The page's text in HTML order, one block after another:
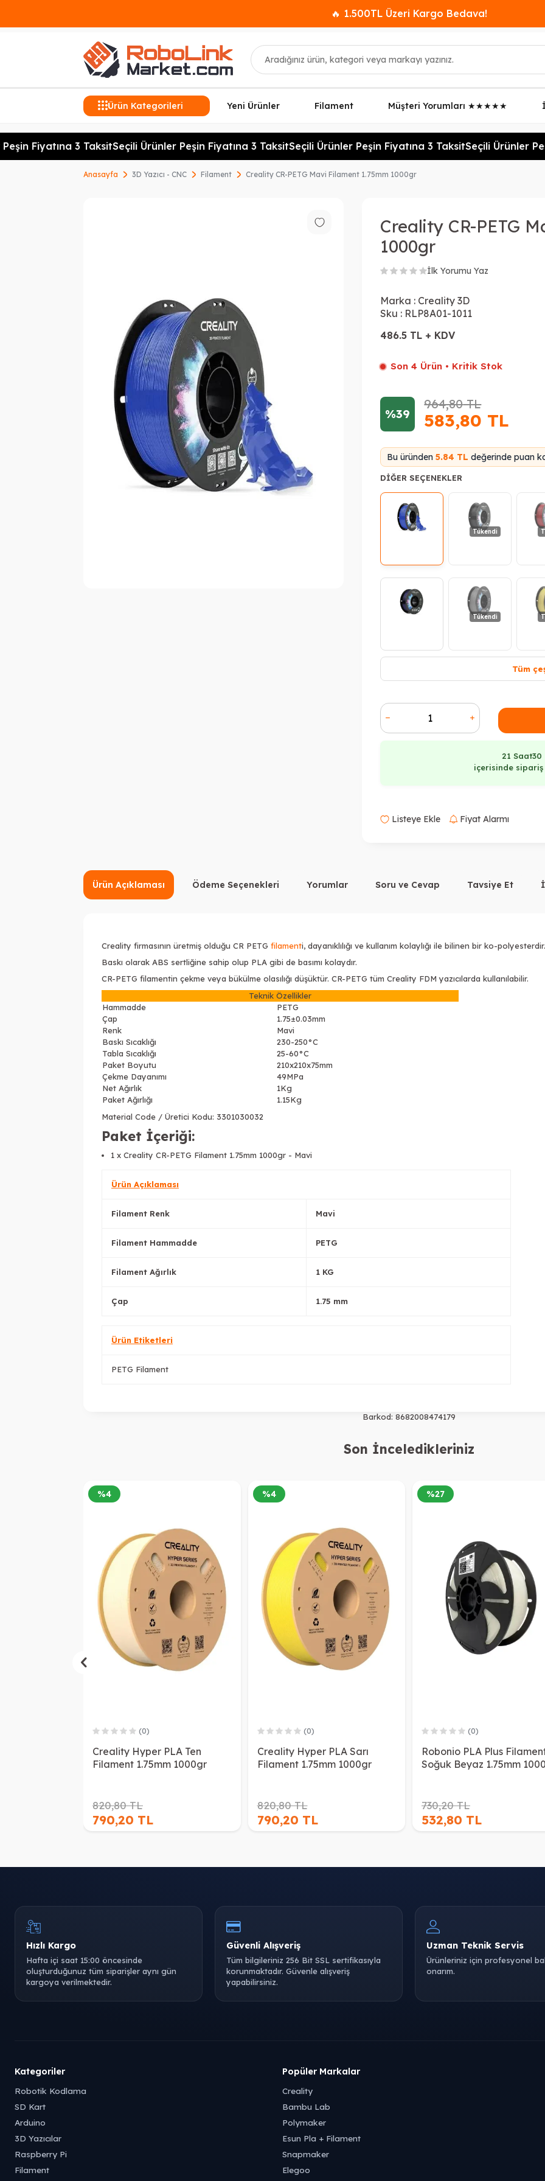
🔥 1.500TL Üzeri Kargo Bedava!
Ara
Ürün Kategorileri Yeni Ürünler Filament Müşteri Yorumları ★★★★★
Fiyatına 3 TaksitSeçili Ürünler Peşin Fiyatına 3 TaksitSeçili Ürünler Peşin Fiyatına 3 TaksitSeçili Ürünler
Anasayfa 3D Yazıcı - CNC Filament Creality CR-PETG Mavi Filament 1.75mm 1000gr
Creality CR-PETG
1000gr
İlk Yorumu Yaz
Marka : Creality 3D
Sku : RLP8A01-1011
486.5 TL + KDV
Son 4 Ürün • Kritik Stok
%39
964,80TL
583,80 TL
Bu üründen5.84 TL değerinde puan
DIĞER SEÇENEKLER
Tükendi
Tükendi
Tüm
21 Saat30
içerisinde
Listeye Ekle Fiyat Alarmı
Ürün Açıklaması Ödeme Seçenekleri Yorumlar Soru ve Cevap Tavsiye Et
Creality firmasının üretmiş olduğu CR PETG filamenti, dayanıklılığı ve kullanım kolaylığı ile bilinen bir ko-polyesterdir.
Baskı olarak ABS sertliğine sahip olup PLA gibi de basımı kolaydır.
CR-PETG filamentin çekme veya bükülme olasılığı düşüktür. CR-PETG tüm Creality FDM yazıcılarda kullanılabilir.
Teknik Özellikler
Hammadde
PETG
Çap
1.75±0.03mm
Renk
Mavi
Baskı Sıcaklığı
230-250°C
Tabla Sıcaklığı
25-60°C
Paket Boyutu
210x210x75mm
Çekme Dayanımı
49MPa
Net Ağırlık
1Kg
Paket Ağırlığı
1.15Kg
Material Code / Üretici Kodu: 3301030032
Paket İçeriği:
1 x Creality CR-PETG Filament 1.75mm 1000gr - Mavi
Ürün Açıklaması
Filament Renk Mavi
Filament Hammadde PETG
Filament Ağırlık 1 KG
Çap 1.75 mm
Ürün Etiketleri
PETG Filament
Barkod: 8682008474179
Son İnceledikleriniz
%4
(0)
Creality Hyper PLA Ten
Filament 1.75mm 1000gr
820,80 TL
790,20 TL
%4
(0)
Creality Hyper PLA Sarı
Filament 1.75mm 1000gr
820,80 TL
790,20 TL
%27
(0)
Robonio PLA Plus
Soğuk Beyaz 1.75mm
730,20 TL
532,80 TL
Hızlı Kargo
Hafta içi saat 15:00 öncesinde
oluşturduğunuz tüm siparişler aynı gün
kargoya verilmektedir.
Güvenli Alışveriş
Tüm bilgileriniz 256 Bit SSL sertifikasıyla
korunmaktadır. Güvenle alışveriş
yapabilirsiniz.
Uzman Teknik Servis
Ürünleriniz için profesyonel
onarım.
Kategoriler
Robotik Kodlama
SD Kart
Arduino
3D Yazıcılar
Raspberry Pi
Filament
Popüler Markalar
Creality
Bambu Lab
Polymaker
Esun Pla + Filament
Snapmaker
Elegoo